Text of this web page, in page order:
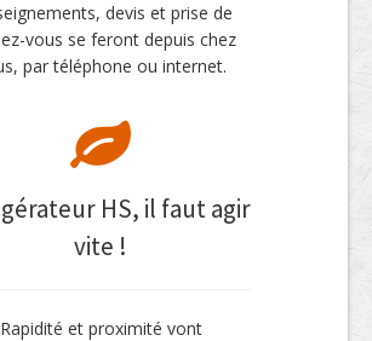
devis et prise de
vous se feront depuis chez
par téléphone ou internet.
HS, il faut agir
vite !
Rapidité et proximité vont